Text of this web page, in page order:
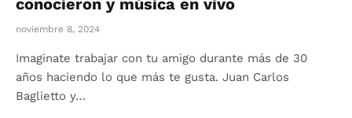
conocieron y música en vivo
noviembre 8, 2024
Imaginate trabajar con tu amigo durante más de 30
años haciendo lo que más te gusta. Juan Carlos
Baglietto y…